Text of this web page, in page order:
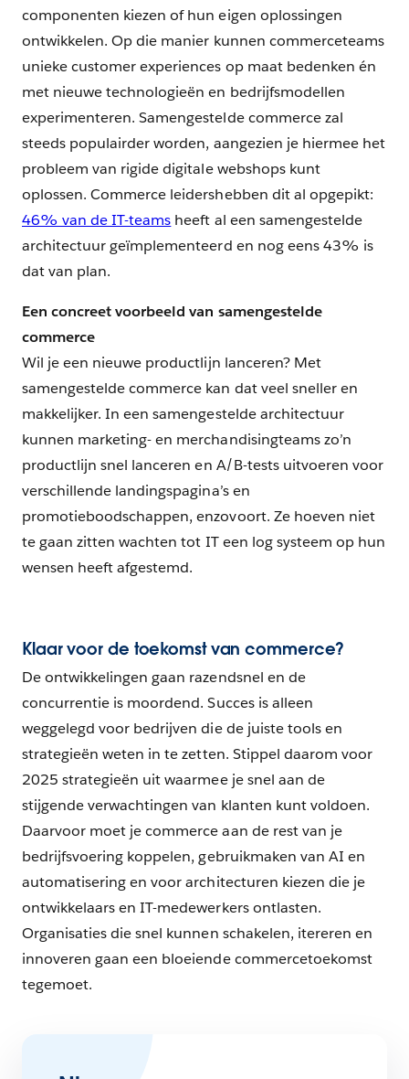
componenten kiezen of hun eigen oplossingen
ontwikkelen. Op die manier kunnen commerceteams
unieke customer experiences op maat bedenken én
met nieuwe technologieën en bedrijfsmodellen
experimenteren. Samengestelde commerce zal
steeds populairder worden, aangezien je hiermee het
probleem van rigide digitale webshops kunt
oplossen. Commerce leidershebben dit al opgepikt:
46% van de IT-teams heeft al een samengestelde
architectuur geïmplementeerd en nog eens 43% is
dat van plan.
Een concreet voorbeeld van samengestelde
commerce
Wil je een nieuwe productlijn lanceren? Met
samengestelde commerce kan dat veel sneller en
makkelijker. In een samengestelde architectuur
kunnen marketing- en merchandisingteams zo’n
productlijn snel lanceren en A/B-tests uitvoeren voor
verschillende landingspagina’s en
promotieboodschappen, enzovoort. Ze hoeven niet
te gaan zitten wachten tot IT een log systeem op hun
wensen heeft afgestemd.
Klaar voor de toekomst van commerce?
De ontwikkelingen gaan razendsnel en de
concurrentie is moordend. Succes is alleen
weggelegd voor bedrijven die de juiste tools en
strategieën weten in te zetten. Stippel daarom voor
2025 strategieën uit waarmee je snel aan de
stijgende verwachtingen van klanten kunt voldoen.
Daarvoor moet je commerce aan de rest van je
bedrijfsvoering koppelen, gebruikmaken van AI en
automatisering en voor architecturen kiezen die je
ontwikkelaars en IT-medewerkers ontlasten.
Organisaties die snel kunnen schakelen, itereren en
innoveren gaan een bloeiende commercetoekomst
tegemoet.